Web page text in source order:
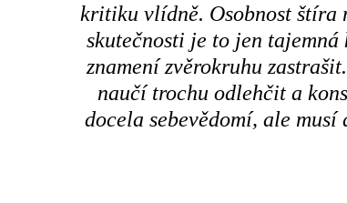
kritiku vlídně. Osobnost štíra
skutečnosti je to jen tajemná
znamení zvěrokruhu
naučí trochu odlehčit a
docela sebevědomí, ale musí